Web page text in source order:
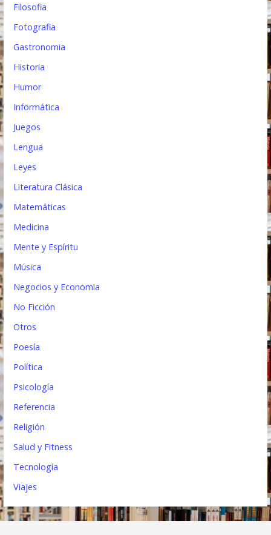
Filosofia
Fotografia
Gastronomia
Historia
Humor
Informática
Juegos
Lengua
Leyes
Literatura Clásica
Matemáticas
Medicina
Mente y Espíritu
Música
Negocios y Economia
No Ficción
Otros
Poesía
Política
Psicología
Referencia
Religión
Salud y Fitness
Tecnología
Viajes